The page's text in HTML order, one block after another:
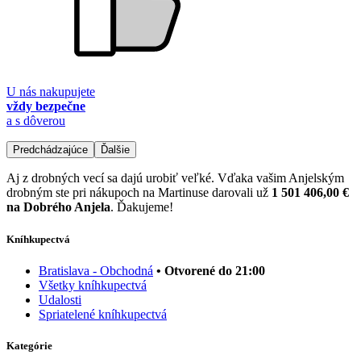
U nás nakupujete
vždy bezpečne
a s dôverou
Predchádzajúce Ďalšie
Aj z drobných vecí sa dajú urobiť veľké. Vďaka vašim Anjelským
drobným ste pri nákupoch na Martinuse darovali už 1 501 406,00 €
na Dobrého Anjela. Ďakujeme!
Kníhkupectvá
Bratislava - Obchodná • Otvorené do 21:00
Všetky kníhkupectvá
Udalosti
Spriatelené kníhkupectvá
Kategórie